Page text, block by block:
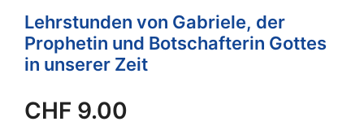
Lehrstunden von Gabriele, der
Prophetin und Botschafterin Gottes
in unserer Zeit
CHF 9.00